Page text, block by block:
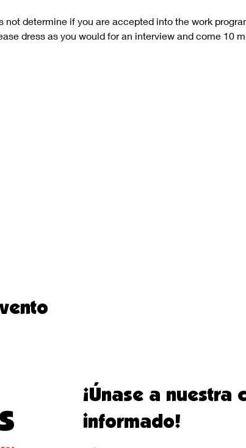
not determine if you are accepted into the work
dress as you would for an interview and come 10
¡Únase a nuestra
informado!